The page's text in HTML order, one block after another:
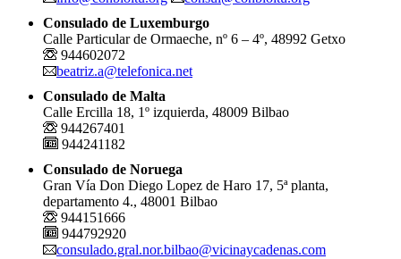
Consulado de Luxemburgo
Calle Particular de Ormaeche, nº 6 – 4º, 48992 Getxo
944602072
beatriz.a@telefonica.net
Consulado de Malta
Calle Ercilla 18, 1º izquierda, 48009 Bilbao
944267401
944241182
Consulado de Noruega
Gran Vía Don Diego Lopez de Haro 17, 5ª planta,
departamento 4., 48001 Bilbao
944151666
944792920
consulado.gral.nor.bilbao@vicinaycadenas.com